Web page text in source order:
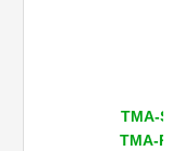
TMA-S
TMA-R